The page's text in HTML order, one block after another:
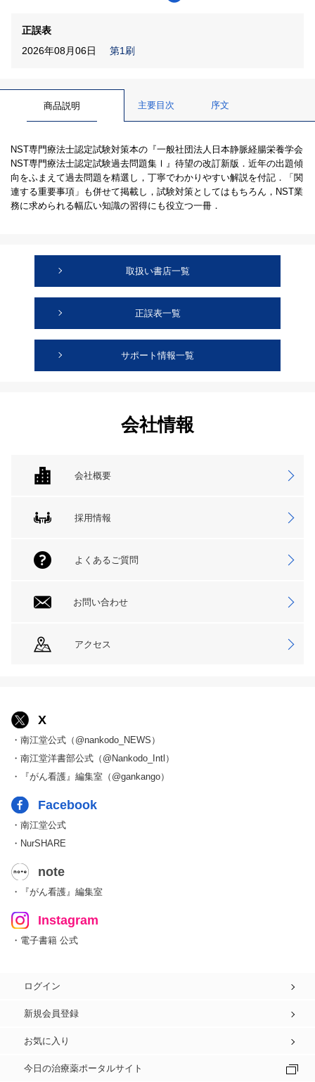
正誤表
2026年08月06日
第1刷
商品説明 主要目次 序文
NST専門療法士認定試験対策本の『一般社団法人日本静脈経腸栄養学会
NST専門療法士認定試験過去問題集Ⅰ』待望の改訂新版．近年の出題傾
向をふまえて過去問題を精選し，丁寧でわかりやすい解説を付記．「関
連する重要事項」も併せて掲載し，試験対策としてはもちろん，NST業
務に求められる幅広い知識の習得にも役立つ一冊．
取扱い書店一覧
正誤表一覧
サポート情報一覧
会社情報
会社概要
採用情報
よくあるご質問
お問い合わせ
アクセス
X
・南江堂公式（@nankodo_NEWS）
・南江堂洋書部公式（@Nankodo_Intl）
・『がん看護』編集室（@gankango）
Facebook
・南江堂公式
・NurSHARE
note
・『がん看護』編集室
Instagram
・電子書籍 公式
ログイン
新規会員登録
お気に入り
今日の治療薬ポータルサイト